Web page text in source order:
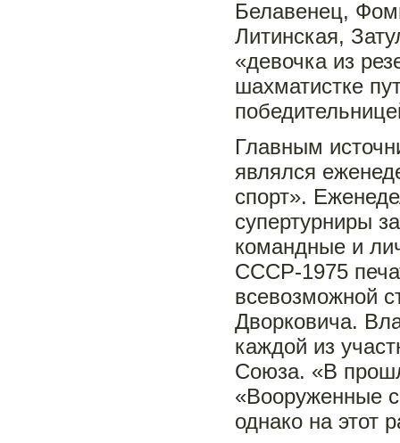
Белавенец,
Литинская,
«девочка из
шахматистке
Главным
являлся
спорт».
супертурниры
командные и
СССР-1975
всевозможной
Дворковича.
каждой из
Союза. «В
«Вооруженные
однако на этот